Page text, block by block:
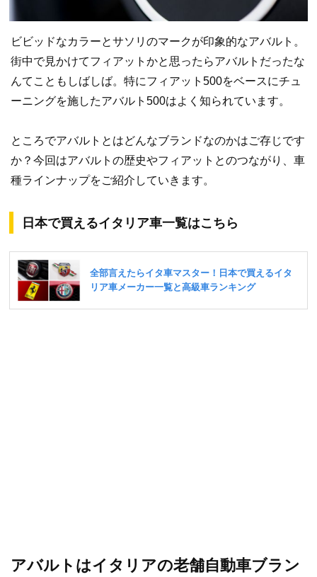
ビビッドなカラーとサソリのマークが印象的なアバルト。
街中で見かけてフィアットかと思ったらアバルトだったな
んてこともしばしば。特にフィアット500をベースにチュ
ーニングを施したアバルト500はよく知られています。
ところでアバルトとはどんなブランドなのかはご存じです
か？今回はアバルトの歴史やフィアットとのつながり、車
種ラインナップをご紹介していきます。
日本で買えるイタリア車一覧はこちら
アバルトはイタリアの老舗自動車ブラン